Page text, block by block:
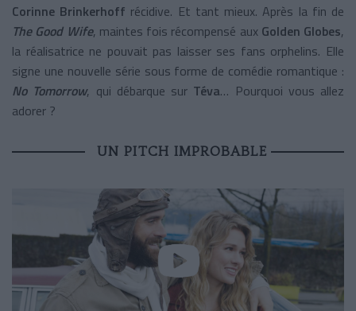
Corinne Brinkerhoff récidive. Et tant mieux. Après la fin de
The Good Wife, maintes fois récompensé aux Golden Globes,
la réalisatrice ne pouvait pas laisser ses fans orphelins. Elle
signe une nouvelle série sous forme de comédie romantique :
No Tomorrow, qui débarque sur Téva… Pourquoi vous allez
adorer ?
UN PITCH IMPROBABLE